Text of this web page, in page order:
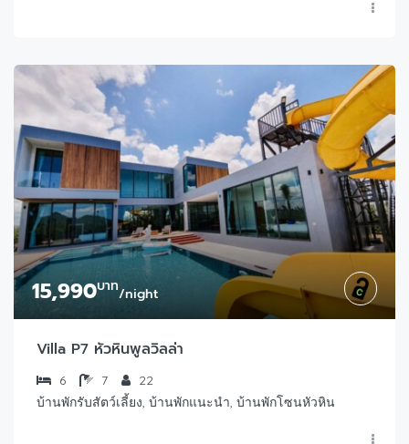
15,990บาท/night
Villa P7 หัวหินพูลวิลล่า
6 7
22
บ้านพักรับสัตว์เลี้ยง, บ้านพักแนะนำ, บ้านพักโซนหัวหิน